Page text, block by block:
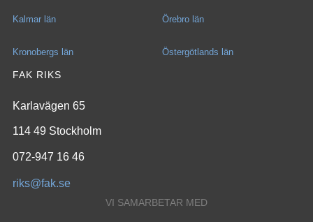
Kalmar län
Kronobergs län
Örebro län
Östergötlands län
FAK RIKS
Karlavägen 65
114 49 Stockholm
072-947 16 46
riks@fak.se
VI SAMARBETAR MED